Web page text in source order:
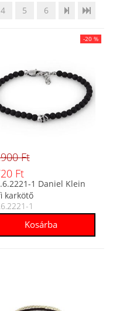
4 5 6
-20 %
Ft
Ft
1 Daniel Klein
karkötő
1